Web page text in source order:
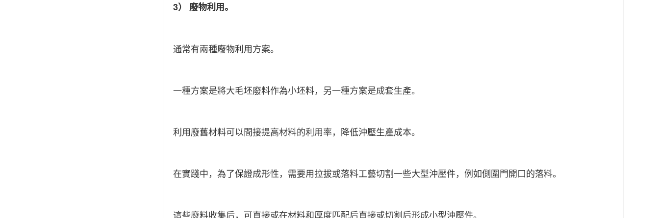
3） 廢物利用。
通常有兩種廢物利用方案。
一種方案是將大毛坯廢料作為小坯料，另一種方案是成套生產。
利用廢舊材料可以間接提高材料的利用率，降低沖壓生產成本。
在實踐中，為了保證成形性，需要用拉拔或落料工藝切割一些大型沖壓件，例如側圍門開口的落料。
這些廢料收集后，可直接或在材料和厚度匹配后直接或切割后形成小型沖壓件。